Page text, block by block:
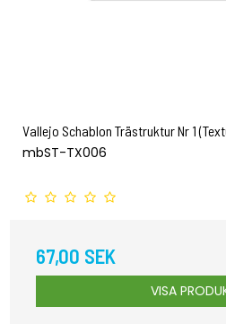
Vallejo Schablon Trästruktur Nr 1
mbST-TX006
67,00 SEK
VISA